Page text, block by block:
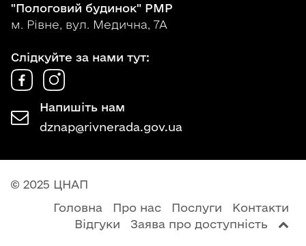
"Пологовий будинок" РМР
м. Рівне, вул. Медична, 7А
Слідкуйте за нами тут:
Напишіть нам
dznap@rivnerada.gov.ua
© 2025 ЦНАП
Головна
Про нас Послуги
Контакти
Відгуки
Заява про доступність